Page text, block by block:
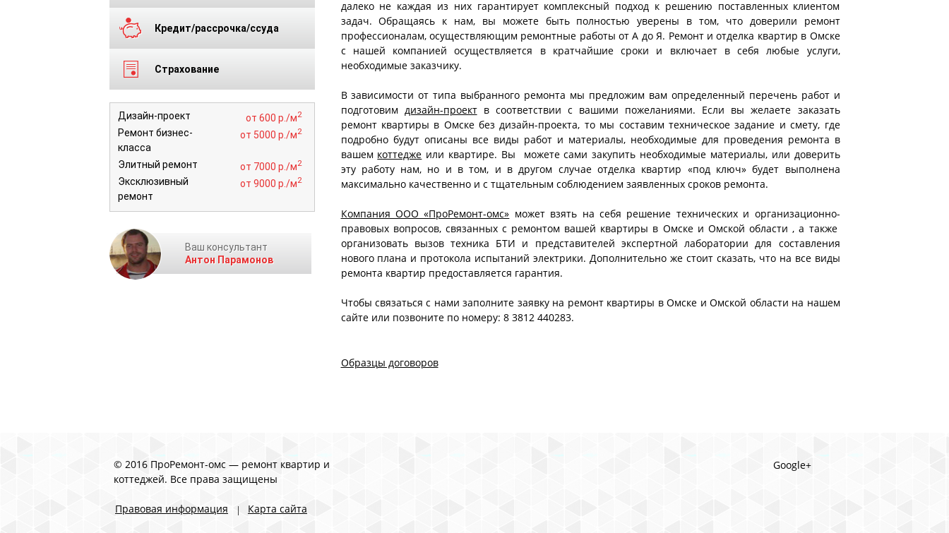
далеко не каждая из них гарантирует комплексный подход к решению поставленных клиентом
задач. Обращаясь к нам, вы можете быть полностью уверены в том, что доверили ремонт
профессионалам, осуществляющим ремонтные работы от А до Я. Ремонт и отделка квартир в Омске
с нашей компанией осуществляется в кратчайшие сроки и включает в себя любые услуги,
необходимые заказчику.
В зависимости от типа выбранного ремонта мы предложим вам определенный перечень работ и
подготовим дизайн-проектв соответствии с вашими пожеланиями. Если вы желаете заказать
ремонт квартиры в Омске без дизайн-проекта, то мы составим техническое задание и смету, где
подробно будут описаны все виды работ и материалы, необходимые для проведения ремонта в
вашем коттедже или квартире. Вы можете сами закупить необходимые материалы, или доверить
эту работу нам, но и в том, и в другом случае отделка квартир «под ключ» будет выполнена
максимально качественно и с тщательным соблюдением заявленных сроков ремонта.
Компания ООО «ПроРемонт-омс» может взять на себя решение технических и организационно-
правовых вопросов, связанных с ремонтом вашей квартиры в Омске и Омской области , а также
организовать вызов техника БТИ и представителей экспертной лаборатории для составления
нового плана и протокола испытаний электрики. Дополнительно же стоит сказать, что на все виды
ремонта квартир предоставляется гарантия.
Чтобы связаться с нами заполните заявку на ремонт квартиры в Омске и Омской области на нашем
сайте или позвоните по номеру: 8 3812 440283.
Образцы договоров
Кредит/рассрочка/ссуда
Страхование
Дизайн-проект от 600 р./м2
Ремонт бизнес-
класса
от 5000 р./м2
Элитный ремонт от 7000 р./м2
Эксклюзивный
ремонт
от 9000 р./м2
Ваш консультант
Антон Парамонов
© 2016 ПроРемонт-омс — ремонт квартир и
коттеджей. Все права защищены
Правовая информация Карта сайта
Google+